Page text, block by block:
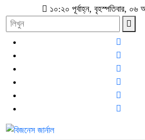
১০:২০ পূর্বাহ্ন, বৃহস্পতিবার, ০৬